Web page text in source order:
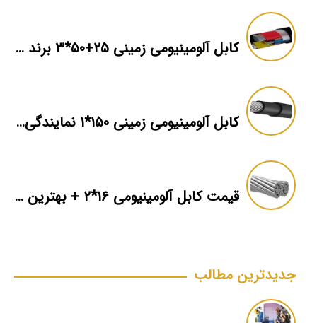
کابل آلومینیومی زمینی ۲۵+۵۰*۳ برند ماهان
کابل آلومینیومی زمینی ۱۵۰*۱ نمایندگی فروش
قیمت کابل آلومینیومی ۱۶*۲ + بهترین برند بازار + اطلاعات فنی
جدیدترین مطالب